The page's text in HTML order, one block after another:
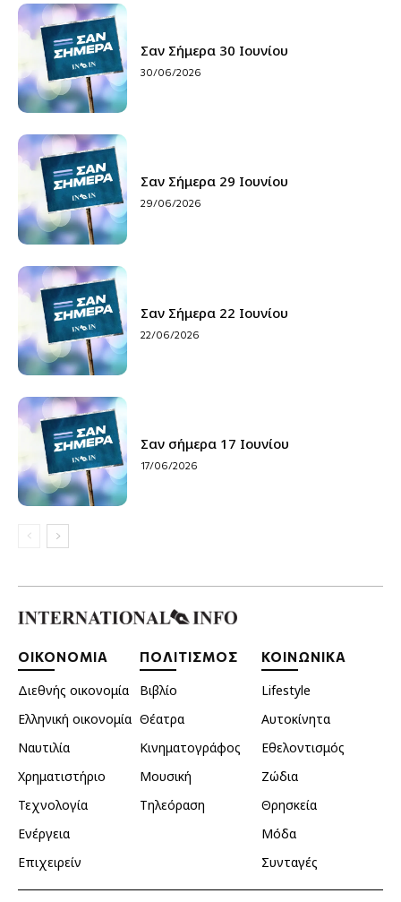
Σαν Σήμερα 30 Ιουνίου
30/06/2026
Σαν Σήμερα 29 Ιουνίου
29/06/2026
Σαν Σήμερα 22 Ιουνίου
22/06/2026
Σαν σήμερα 17 Ιουνίου
17/06/2026
ΟΙΚΟΝΟΜΙΑ
Διεθνής οικονομία
Ελληνική οικονομία
Ναυτιλία
Χρηματιστήριο
Τεχνολογία
Ενέργεια
Επιχειρείν
ΠΟΛΙΤΙΣΜΟΣ
Βιβλίο
Θέατρα
Κινηματογράφος
Μουσική
Τηλεόραση
ΚΟΙΝΩΝΙΚΑ
Lifestyle
Αυτοκίνητα
Εθελοντισμός
Ζώδια
Θρησκεία
Μόδα
Συνταγές